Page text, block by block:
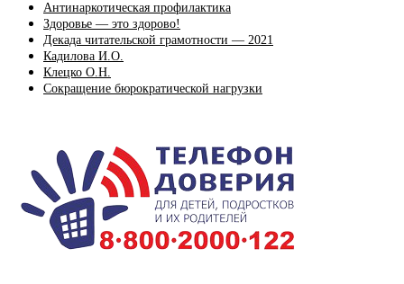
Антинаркотическая профилактика
Здоровье — это здорово!
Декада читательской грамотности — 2021
Кадилова И.О.
Клецко О.Н.
Сокращение бюрократической нагрузки